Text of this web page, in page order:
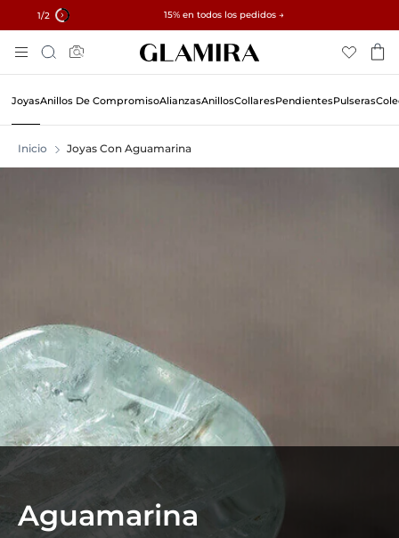
1/2 15% en todos los pedidos →
✓ Devoluciones en 60 días ✓ Redimensionamiento gratuito
Al
Contenido
Búsqueda
JoyasAnillos De CompromisoAlianzasAnillosCollaresPendientesPulseras
Inicio Joyas Con Aguamarina
Aguamarina